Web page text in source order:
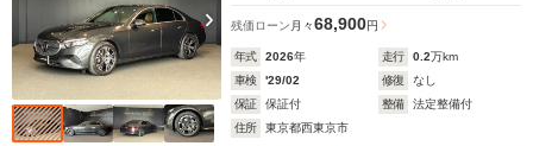
残価ローン 月々68,900円
年式 2026年 走行 0.2万km
車検
'29/02 修復
なし
保証
保証付 整備
法定整備付
住所
東京都西東京市